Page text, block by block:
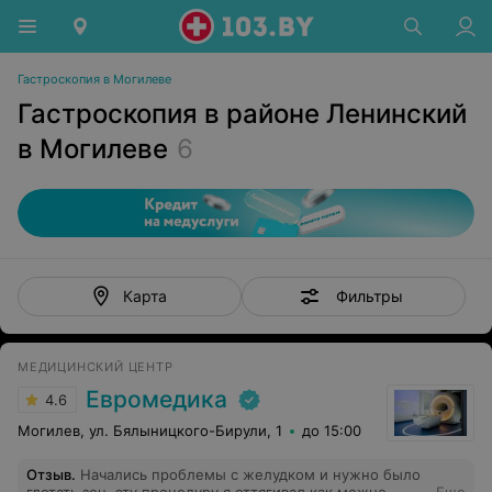
Гастроскопия в Могилеве
Гастроскопия в районе Ленинский
в Могилеве 6
Карта Фильтры
МЕДИЦИНСКИЙ ЦЕНТР
4.6 Евромедика
Могилев, ул. Бялыницкого-Бирули, 1 до 15:00
Отзыв. Начались проблемы с желудком и нужно было